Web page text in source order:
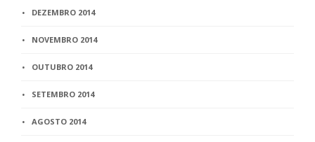
DEZEMBRO 2014
NOVEMBRO 2014
OUTUBRO 2014
SETEMBRO 2014
AGOSTO 2014